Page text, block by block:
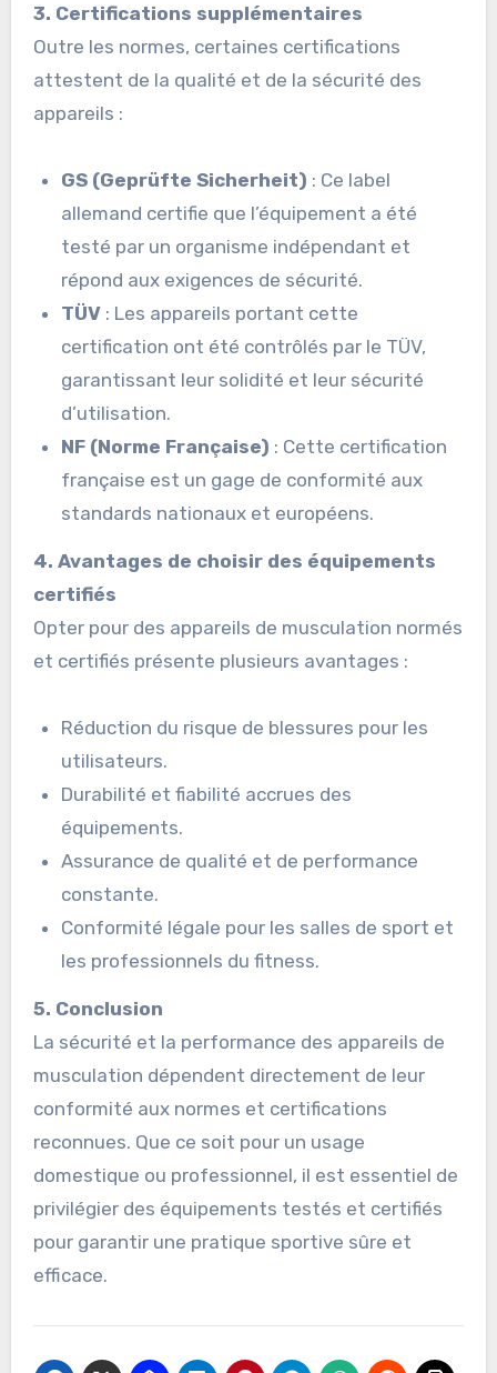
3. Certifications supplémentaires
Outre les normes, certaines certifications
attestent de la qualité et de la sécurité des
appareils :
GS (Geprüfte Sicherheit) : Ce label
allemand certifie que l’équipement a été
testé par un organisme indépendant et
répond aux exigences de sécurité.
TÜV : Les appareils portant cette
certification ont été contrôlés par le TÜV,
garantissant leur solidité et leur sécurité
d’utilisation.
NF (Norme Française) : Cette certification
française est un gage de conformité aux
standards nationaux et européens.
4. Avantages de choisir des équipements
certifiés
Opter pour des appareils de musculation normés
et certifiés présente plusieurs avantages :
Réduction du risque de blessures pour les
utilisateurs.
Durabilité et fiabilité accrues des
équipements.
Assurance de qualité et de performance
constante.
Conformité légale pour les salles de sport et
les professionnels du fitness.
5. Conclusion
La sécurité et la performance des appareils de
musculation dépendent directement de leur
conformité aux normes et certifications
reconnues. Que ce soit pour un usage
domestique ou professionnel, il est essentiel de
privilégier des équipements testés et certifiés
pour garantir une pratique sportive sûre et
efficace.